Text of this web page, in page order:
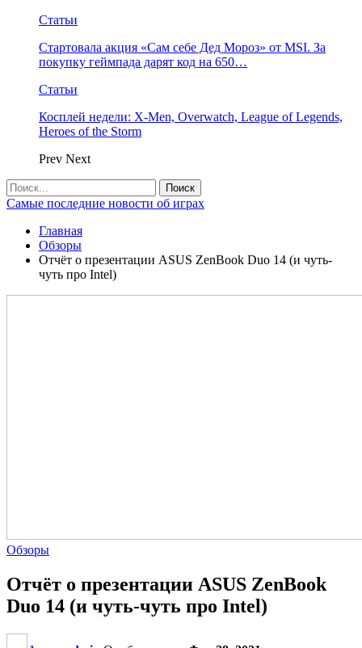
Статьи
Стартовала акция «Сам себе Дед Мороз» от MSI. За
покупку геймпада дарят код на 650…
Статьи
Косплей недели: X-Men, Overwatch, League of Legends,
Heroes of the Storm
Prev Next
Самые последние новости об играх
Главная
Обзоры
Отчёт о презентации ASUS ZenBook Duo 14 (и чуть-
чуть про Intel)
Обзоры
Отчёт о презентации ASUS ZenBook
Duo 14 (и чуть-чуть про Intel)